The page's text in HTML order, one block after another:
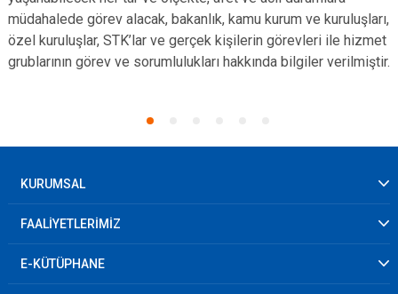
müdahalede görev alacak, bakanlık, kamu kurum ve kuruluşları,
özel kuruluşlar, STK’lar ve gerçek kişilerin görevleri ile hizmet
grublarının görev ve sorumlulukları hakkında bilgiler verilmiştir.
KURUMSAL
FAALİYETLERİMİZ
E-KÜTÜPHANE